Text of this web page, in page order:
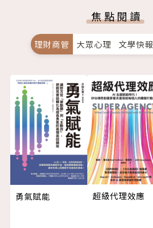
焦點閱讀
理財商管 大眾心理 文學快報
勇氣賦能 超級代理效應